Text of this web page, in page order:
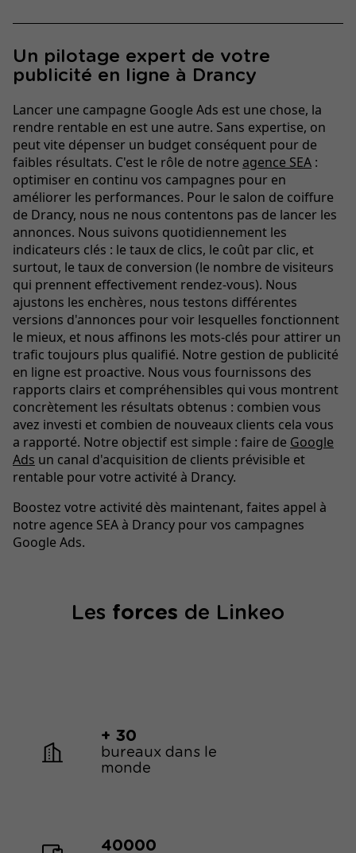
Un pilotage expert de votre
publicité en ligne à Drancy
Lancer une campagne Google Ads est une chose, la
rendre rentable en est une autre. Sans expertise, on
peut vite dépenser un budget conséquent pour de
faibles résultats. C'est le rôle de notre agence SEA :
optimiser en continu vos campagnes pour en
améliorer les performances. Pour le salon de coiffure
de Drancy, nous ne nous contentons pas de lancer les
annonces. Nous suivons quotidiennement les
indicateurs clés : le taux de clics, le coût par clic, et
surtout, le taux de conversion (le nombre de visiteurs
qui prennent effectivement rendez-vous). Nous
ajustons les enchères, nous testons différentes
versions d'annonces pour voir lesquelles fonctionnent
le mieux, et nous affinons les mots-clés pour attirer un
trafic toujours plus qualifié. Notre gestion de publicité
en ligne est proactive. Nous vous fournissons des
rapports clairs et compréhensibles qui vous montrent
concrètement les résultats obtenus : combien vous
avez investi et combien de nouveaux clients cela vous
a rapporté. Notre objectif est simple : faire de Google
Ads un canal d'acquisition de clients prévisible et
rentable pour votre activité à Drancy.
Boostez votre activité dès maintenant, faites appel à
notre agence SEA à Drancy pour vos campagnes
Google Ads.
Les forces de Linkeo
+ 30
bureaux dans le
monde
40000